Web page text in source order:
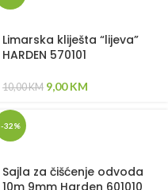
Limarska kliješta “lijeva”
HARDEN 570101
10,00KM 9,00KM
-32%
Sajla za čišćenje odvoda
10m 9mm Harden 601010